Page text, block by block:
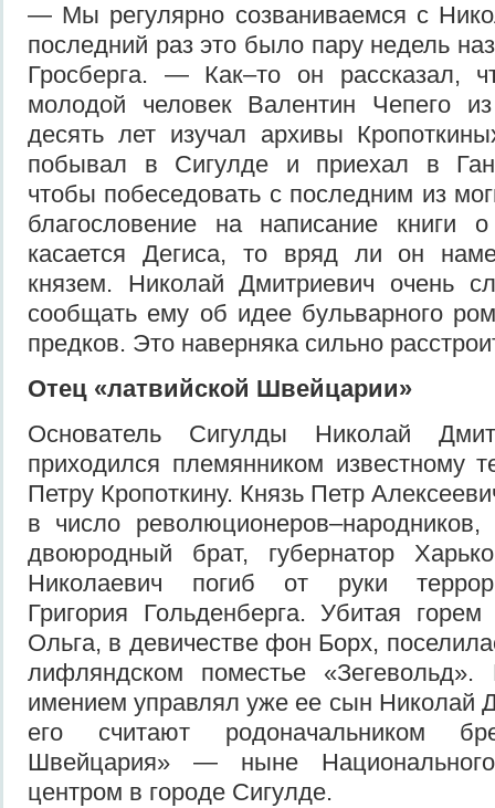
— Мы регулярно созваниваемся с
последний раз это было пару недель
Гросберга. — Как–то он рассказал,
молодой человек Валентин Чепего
десять лет изучал архивы
побывал в Сигулде и приехал в
чтобы побеседовать с последним из
благословение на написание книги
касается Дегиса, то вряд ли он
князем. Николай Дмитриевич очень
сообщать ему об идее бульварного
предков. Это наверняка сильно
Отец «латвийской Швейцарии»
Основатель Сигулды Николай
приходился племянником известному
Петру Кропоткину. Князь Петр
в число
двоюродный брат, губернатор
Николаевич погиб от руки
Григория Гольденберга. Убитая горем
Ольга, в девичестве фон Борх,
лифляндском поместье
имением управлял уже ее сын Николай
его считают родоначальником
Швейцария» — ныне
центром в городе Сигулде.